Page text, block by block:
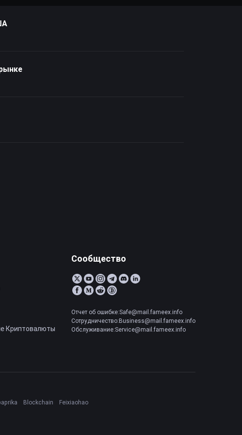
Криптовалюты
Сообщество
Отчет об ошибке:Safe@mail.fameex.info
Сотрудничество:Business@mail.fameex.info
Обслуживание:Service@mail.fameex.info
Blockchain
Feixiaohao